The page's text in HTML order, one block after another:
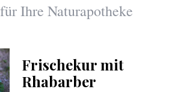
Ihre Naturapotheke
Frischekur mit
Rhabarber